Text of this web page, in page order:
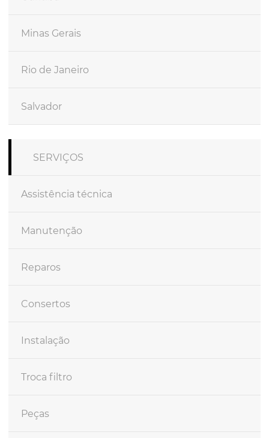
Minas Gerais
Rio de Janeiro
Salvador
SERVIÇOS
Assistência técnica
Manutenção
Reparos
Consertos
Instalação
Troca filtro
Peças